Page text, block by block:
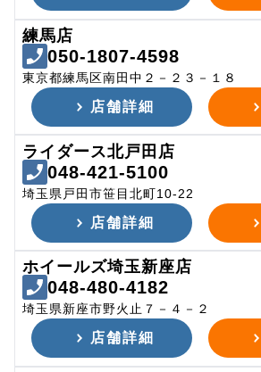
練馬店
050-1807-4598
東京都練馬区南田中２－２３－１８
店舗詳細
ライダース北戸田店
048-421-5100
埼玉県戸田市笹目北町10-22
店舗詳細
ホイールズ埼玉新座店
048-480-4182
埼玉県新座市野火止７－４－２
店舗詳細